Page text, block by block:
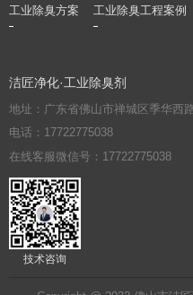
工业除臭方案 工业除臭工程案例
洁匠净化·工业除臭剂
地址：广东省佛山市禅城区季华西
电话：17722775038
在线客服微信号：17722775038
技术咨询